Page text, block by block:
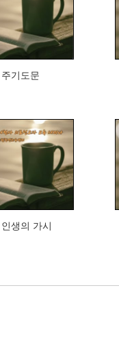
기도문
생의 가시